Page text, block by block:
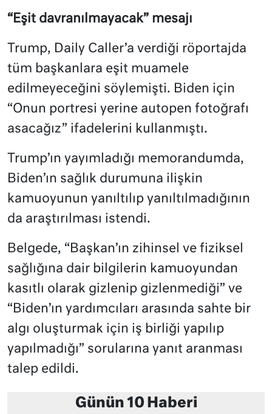
“Eşit davranılmayacak” mesajı
Trump, Daily Caller’a verdiği röportajda
tüm başkanlara eşit muamele
edilmeyeceğini söylemişti. Biden için
“Onun portresi yerine autopen fotoğrafı
asacağız” ifadelerini kullanmıştı.
Trump’ın yayımladığı memorandumda,
Biden’ın sağlık durumuna ilişkin
kamuoyunun yanıltılıp yanıltılmadığının
da araştırılması istendi.
Belgede, “Başkan’ın zihinsel ve fiziksel
sağlığına dair bilgilerin kamuoyundan
kasıtlı olarak gizlenip gizlenmediği” ve
“Biden’ın yardımcıları arasında sahte bir
algı oluşturmak için iş birliği yapılıp
yapılmadığı” sorularına yanıt aranması
talep edildi.
Günün 10 Haberi